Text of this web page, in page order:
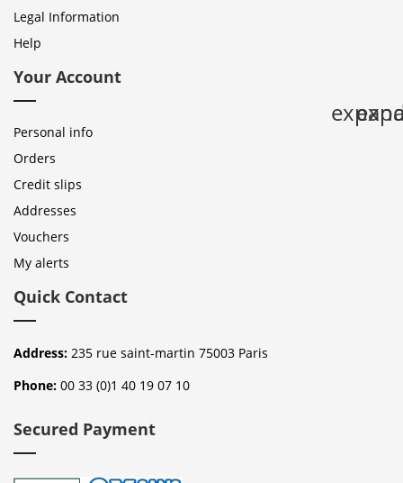
Legal Information
Help
Your Account
Personal info
Orders
Credit slips
Addresses
Vouchers
My alerts
Quick Contact
Address: 235 rue saint-martin 75003 Paris
Phone: 00 33 (0)1 40 19 07 10
Secured Payment